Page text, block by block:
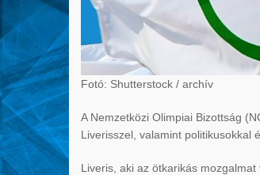
Fotó: Shutterstock / archív
A Nemzetközi Olimpiai Bizottság
Liverisszel, valamint politikusokkal
Liveris, aki az ötkarikás